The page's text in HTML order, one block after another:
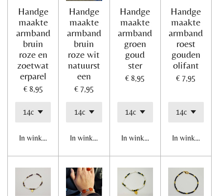
Handge
maakte
armband
bruin
roze en
zoetwat
erparel
€ 8,95
In winkelwagen
Handge
maakte
armband
bruin
roze wit
natuurst
een
€ 7,95
In winkelwagen
Handge
maakte
armband
groen
goud
ster
€ 8,95
In winkelwagen
Handge
maakte
armband
roest
gouden
olifant
€ 7,95
In